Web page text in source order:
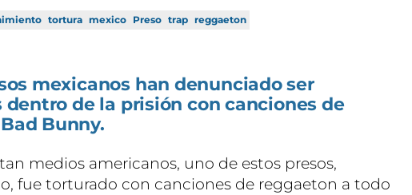
tortura mexico Preso trap reggaeton
mexicanos han denunciado ser
de la prisión con canciones de
Bunny.
medios americanos, uno de estos presos,
fue torturado con canciones de reggaeton a todo